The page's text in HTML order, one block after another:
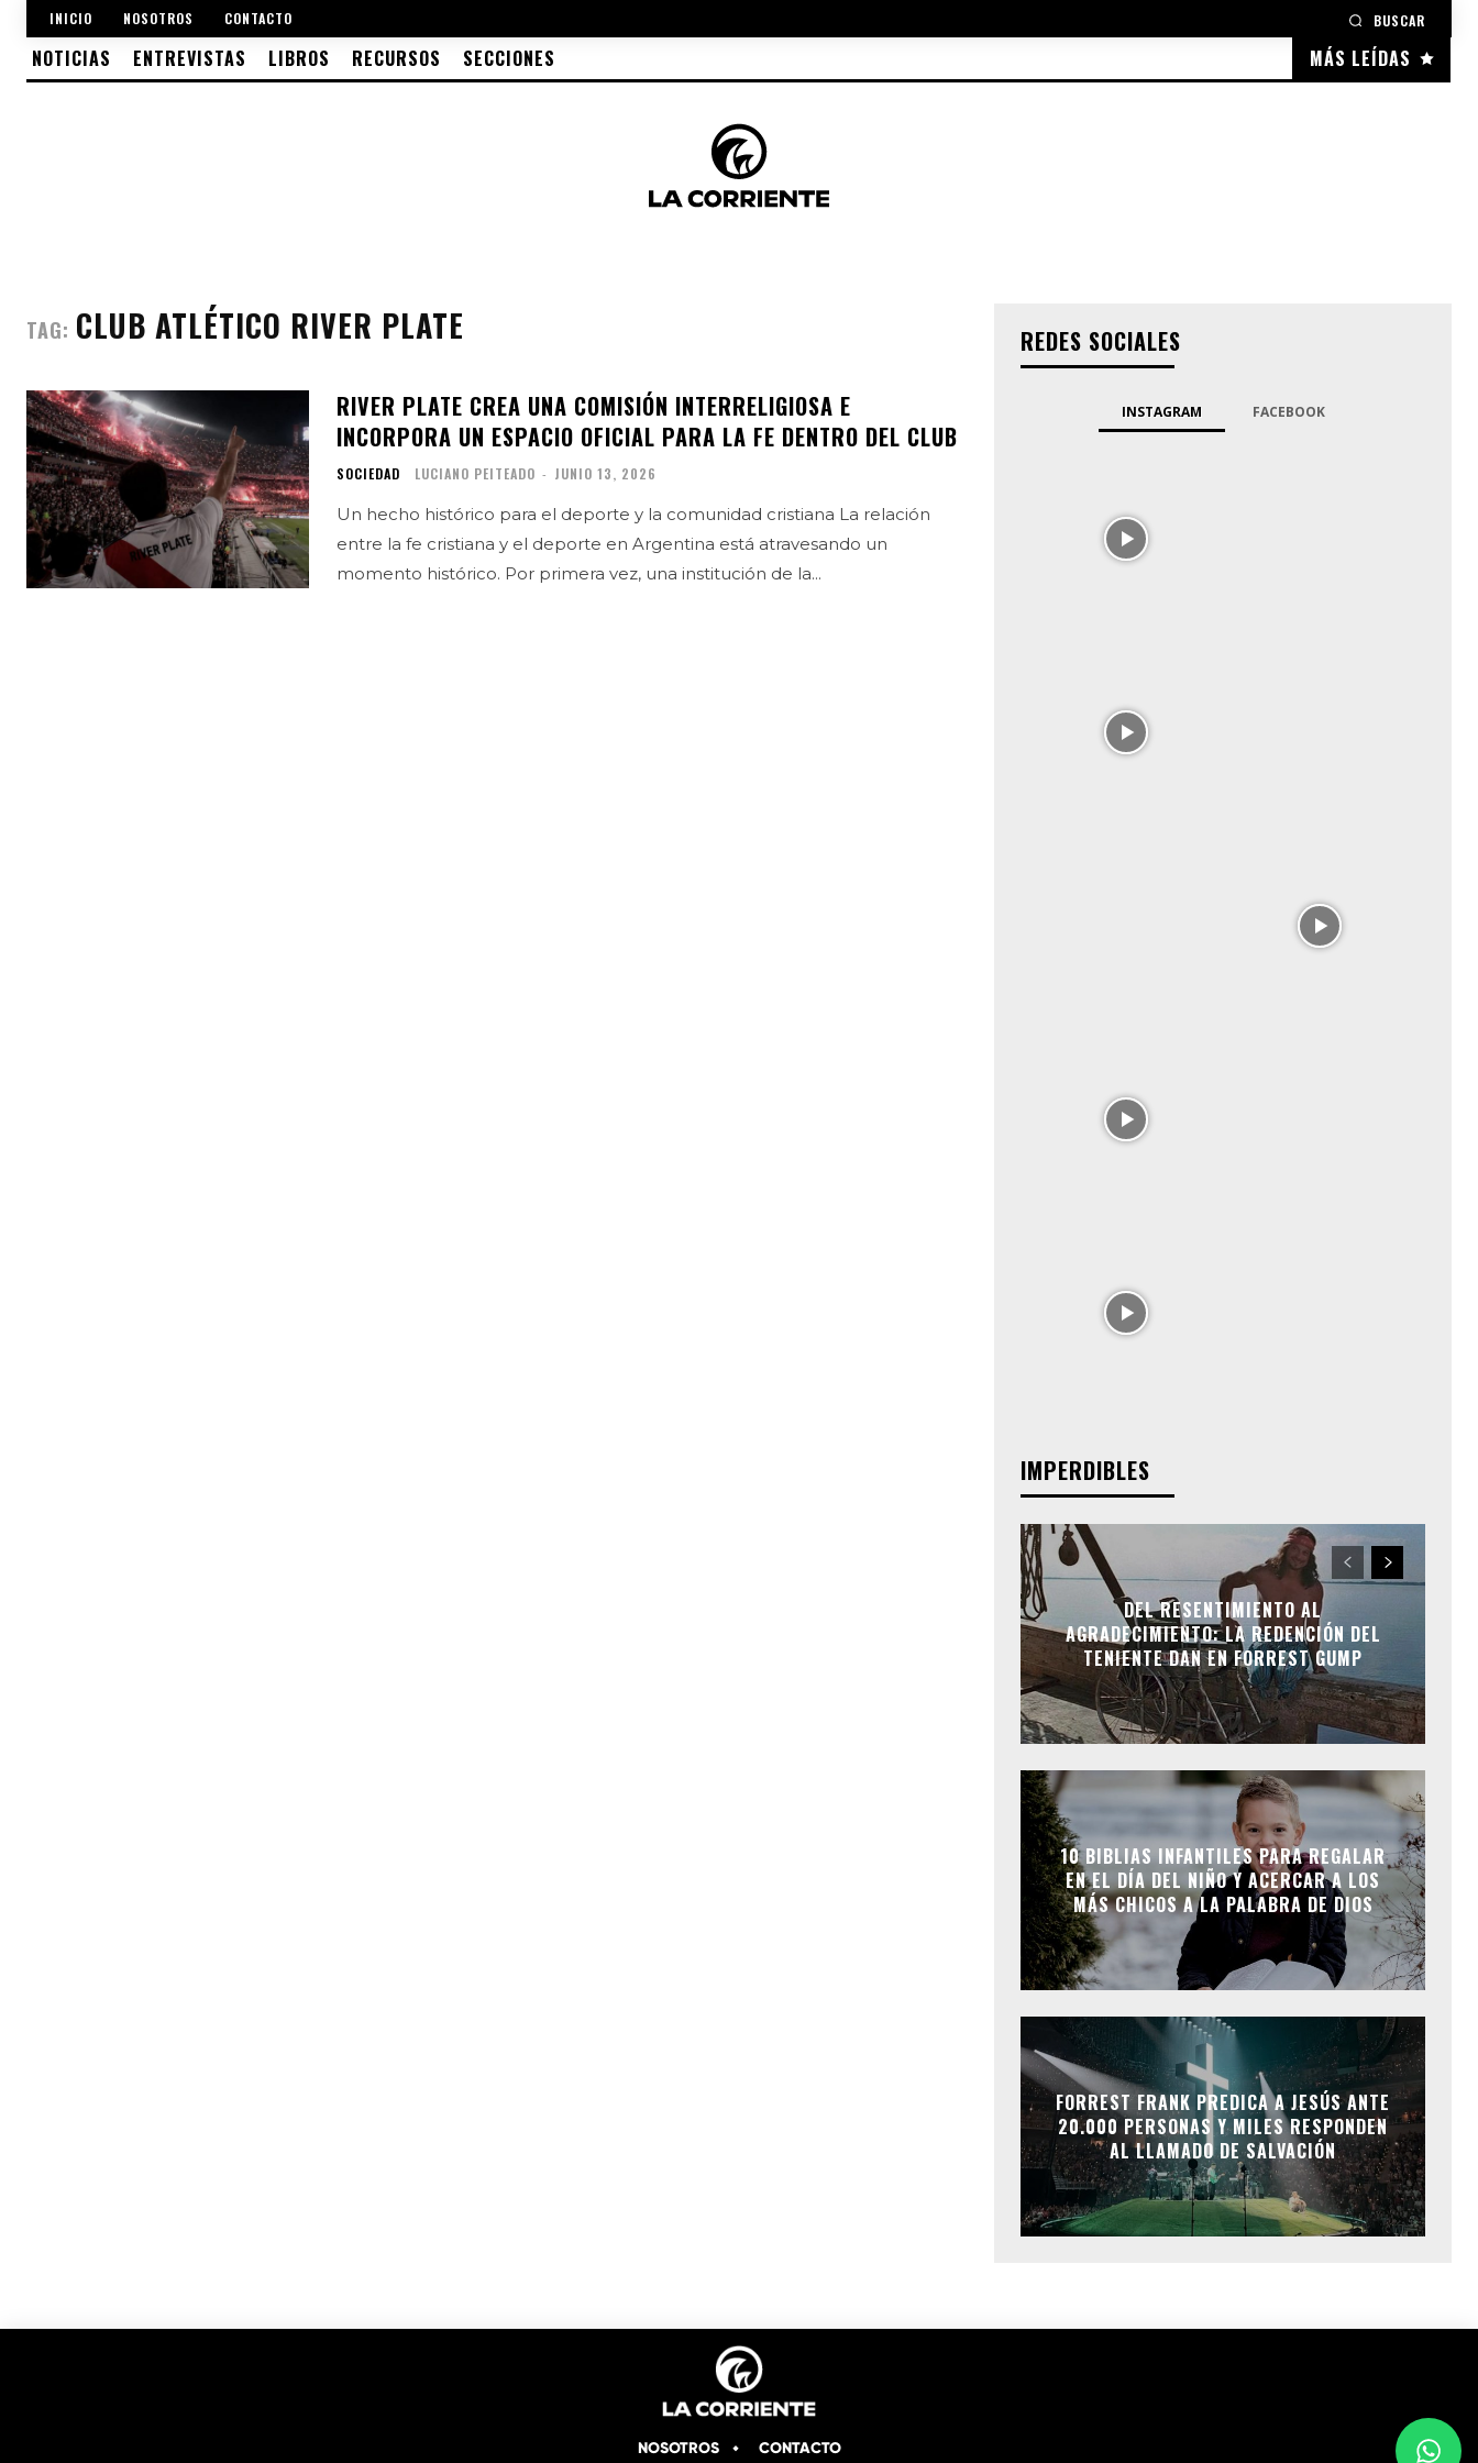
INICIO NOSOTROS CONTACTO BUSCAR
MÁS LEÍDAS
NOTICIAS ENTREVISTAS LIBROS RECURSOS SECCIONES
TAG: CLUB ATLÉTICO RIVER PLATE
RIVER PLATE CREA UNA COMISIÓN INTERRELIGIOSA E
INCORPORA UN ESPACIO OFICIAL PARA LA FE DENTRO DEL CLUB
SOCIEDAD LUCIANO PEITEADO - JUNIO 13, 2026
Un hecho histórico para el deporte y la comunidad cristiana La relación
entre la fe cristiana y el deporte en Argentina está atravesando un
momento histórico. Por primera vez, una institución de la...
REDES SOCIALES
INSTAGRAM FACEBOOK
IMPERDIBLES
DEL RESENTIMIENTO AL
AGRADECIMIENTO: LA REDENCIÓN DEL
TENIENTE DAN EN FORREST GUMP
10 BIBLIAS INFANTILES PARA REGALAR
EN EL DÍA DEL NIÑO Y ACERCAR A LOS
MÁS CHICOS A LA PALABRA DE DIOS
FORREST FRANK PREDICA A JESÚS ANTE
20.000 PERSONAS Y MILES RESPONDEN
AL LLAMADO DE SALVACIÓN
NOSOTROS CONTACTO